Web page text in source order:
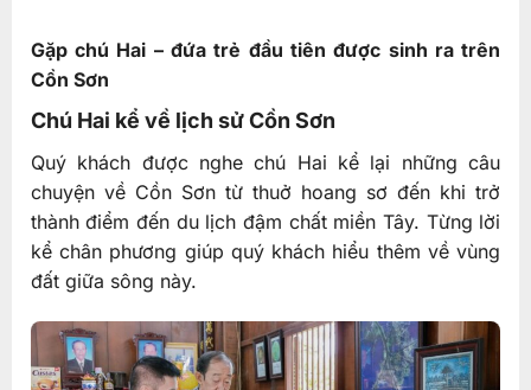
Gặp chú Hai – đứa trẻ đầu tiên được sinh ra trên
Cồn Sơn
Chú Hai kể về lịch sử Cồn Sơn
Quý khách được nghe chú Hai kể lại những câu
chuyện về Cồn Sơn từ thuở hoang sơ đến khi trở
thành điểm đến du lịch đậm chất miền Tây. Từng lời
kể chân phương giúp quý khách hiểu thêm về vùng
đất giữa sông này.